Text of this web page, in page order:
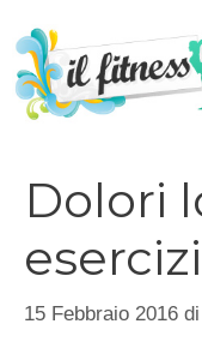
contenuto
Dolori
15 Febbraio 2016 di